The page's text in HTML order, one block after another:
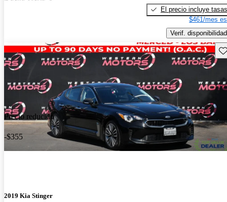
El precio incluye tasas
$461/mes
Verif. disponibilidad
Precio reducido
-$355
2019 Kia Stinger